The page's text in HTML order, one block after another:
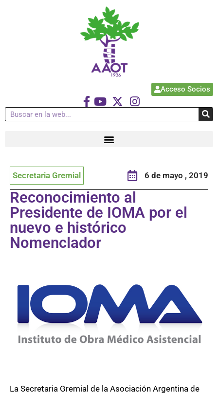
Acceso Socios
Secretaria Gremial 6 de mayo , 2019
Reconocimiento al
Presidente de IOMA por el
nuevo e histórico
Nomenclador
La Secretaria Gremial de la Asociación Argentina de